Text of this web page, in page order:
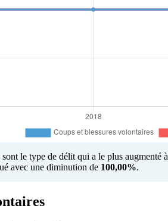
le type de délit qui a le plus augmenté à
avec une diminution de 100,00%.